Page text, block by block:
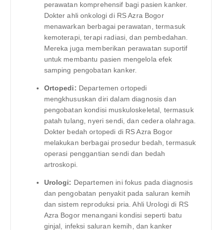
perawatan komprehensif bagi pasien kanker.
Dokter ahli onkologi di RS Azra Bogor
menawarkan berbagai perawatan, termasuk
kemoterapi, terapi radiasi, dan pembedahan.
Mereka juga memberikan perawatan suportif
untuk membantu pasien mengelola efek
samping pengobatan kanker.
Ortopedi: Departemen ortopedi
mengkhususkan diri dalam diagnosis dan
pengobatan kondisi muskuloskeletal, termasuk
patah tulang, nyeri sendi, dan cedera olahraga.
Dokter bedah ortopedi di RS Azra Bogor
melakukan berbagai prosedur bedah, termasuk
operasi penggantian sendi dan bedah
artroskopi.
Urologi: Departemen ini fokus pada diagnosis
dan pengobatan penyakit pada saluran kemih
dan sistem reproduksi pria. Ahli Urologi di RS
Azra Bogor menangani kondisi seperti batu
ginjal, infeksi saluran kemih, dan kanker